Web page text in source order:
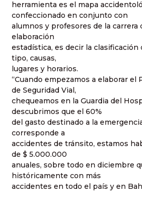
herramienta es el mapa
confeccionado en conjunto con
alumnos y profesores de la carrera
elaboración
estadística, es decir la
tipo, causas,
lugares y horarios.
“Cuando empezamos a elaborar el
de Seguridad Vial,
chequeamos en la Guardia del
descubrimos que el 60%
del gasto destinado a la
corresponde a
accidentes de tránsito, estamos
de $ 5.000.000
anuales, sobre todo en diciembre
históricamente con más
accidentes en todo el país y en